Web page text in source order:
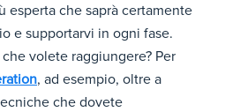
esperta che saprà certamente
e supportarvi in ogni fase.
volete raggiungere? Per
, ad esempio, oltre a
che dovete